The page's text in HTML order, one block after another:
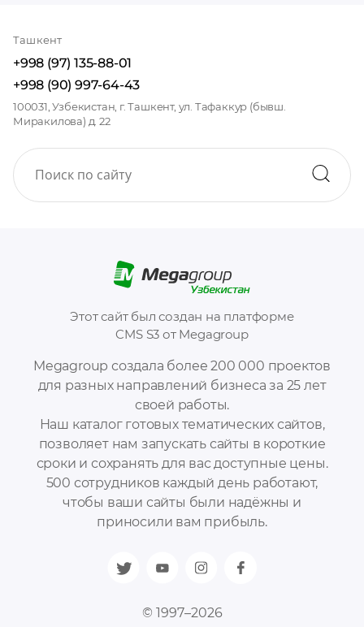
Megagroup создала более 200 000 проектов
для разных направлений бизнеса за 25 лет
своей работы.
Наш каталог готовых тематических сайтов,
позволяет нам запускать сайты в короткие
сроки и сохранять для вас доступные цены.
500 сотрудников каждый день работают,
чтобы ваши сайты были надёжны и
приносили вам прибыль.
© 1997–2026
Этот сайт был создан на платформе
CMS S3 от Megagroup
Ташкент
+998 (97) 135-88-01
+998 (90) 997-64-43
100031, Узбекистан, г. Ташкент, ул. Тафаккур (бывш.
Миракилова) д. 22